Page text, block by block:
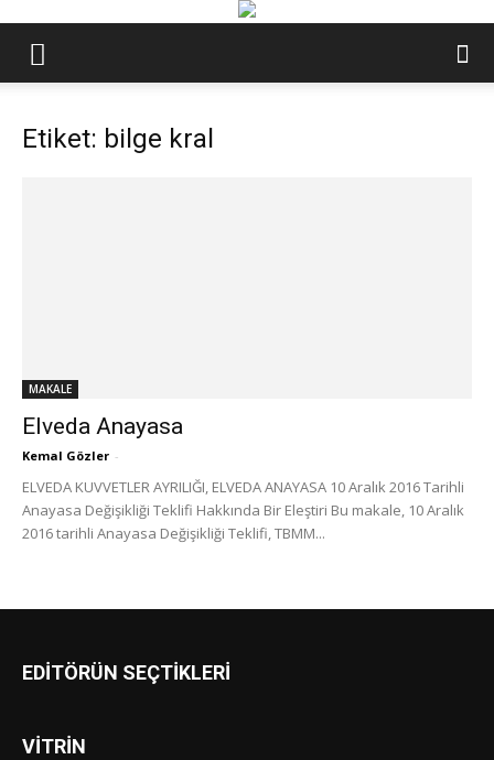
Etiket: bilge kral
MAKALE
Elveda Anayasa
Kemal Gözler -
ELVEDA KUVVETLER AYRILIĞI, ELVEDA ANAYASA 10 Aralık 2016 Tarihli
Anayasa Değişikliği Teklifi Hakkında Bir Eleştiri Bu makale, 10 Aralık
2016 tarihli Anayasa Değişikliği Teklifi, TBMM...
EDİTÖRÜN SEÇTİKLERİ
VİTRİN